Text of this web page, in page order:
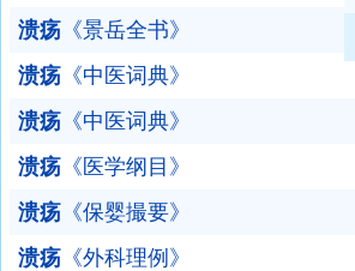
溃疡 《景岳全书》
溃疡 《中医词典》
溃疡 《中医词典》
溃疡 《医学纲目》
溃疡 《保婴撮要》
溃疡 《外科理例》